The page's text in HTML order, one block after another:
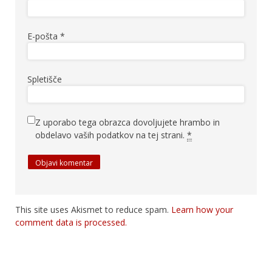
E-pošta *
Spletišče
Z uporabo tega obrazca dovoljujete hrambo in
obdelavo vaših podatkov na tej strani. *
This site uses Akismet to reduce spam. Learn how your
comment data is processed.